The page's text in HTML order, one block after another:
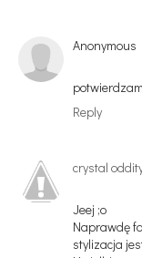
Anonymous
Reply
crystal
Jeej ;o
Naprawdę
stylizacja